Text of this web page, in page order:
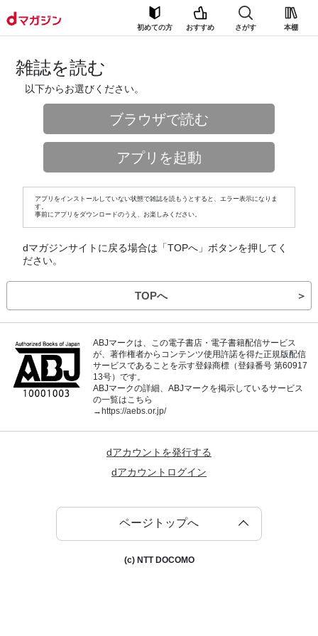
初めての方 おすすめ さがす 本棚
雑誌を読む
以下からお選びください。
ブラウザで読む
アプリを起動
アプリをインストールしていない状態で雑誌を読もうとすると、エラー表示になりま
す。
事前にアプリをダウンロードのうえ、お楽しみください。
dマガジンサイトに戻る場合は「TOPへ」ボタンを押してく
ださい。
TOPへ ＞
ABJマークは、この電子書店・電子書籍配信サービス
が、著作権者からコンテンツ使用許諾を得た正規版配信
サービスであることを示す登録商標（登録番号 第60917
13号）です。
ABJマークの詳細、ABJマークを掲示しているサービス
の一覧はこちら
→https://aebs.or.jp/
dアカウントを発行する
dアカウントログイン
ページトップへ
(c) NTT DOCOMO